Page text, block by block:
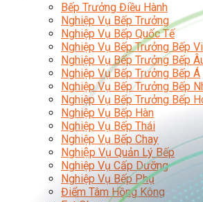
Bếp Trưởng Điều Hành
Nghiệp Vụ Bếp Trưởng
Nghiệp Vụ Bếp Quốc Tế
Nghiệp Vụ Bếp Trưởng Bếp
Nghiệp Vụ Bếp Trưởng Bếp
Nghiệp Vụ Bếp Trưởng Bếp Á
Nghiệp Vụ Bếp Trưởng Bếp
Nghiệp Vụ Bếp Trưởng Bếp
Nghiệp Vụ Bếp Hàn
Nghiệp Vụ Bếp Thái
Nghiệp Vụ Bếp Chay
Nghiệp Vụ Quản Lý Bếp
Nghiệp Vụ Cấp Dưỡng
Nghiệp Vụ Bếp Phụ
Điểm Tâm Hồng Kông